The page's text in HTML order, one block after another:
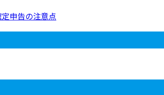
申告の注意点